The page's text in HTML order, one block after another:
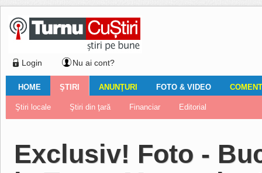
Login Nu ai cont?
HOME
Ştiri locale Turnaţi aici! Nemulţumirile localnicilor
ŞTIRI
Ştiri locale Ştiri din ţară Financiar Editorial
ANUNŢURI
Imobiliare Auto Închirieri Vânzări Locuri de muncă
FOTO & VIDEO
Galerii Foto Galerii video
Comentariul zilei
Exclusiv! Foto -